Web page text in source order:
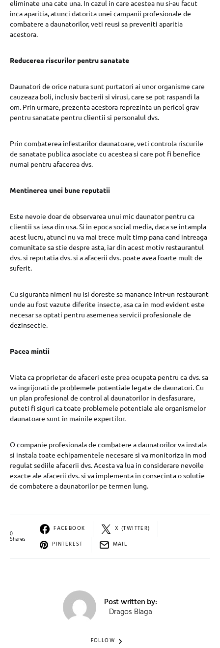
eliminate una cate una. In cazul in care acestea nu si-au facut
inca aparitia, atunci datorita unei campanii profesionale de
combatere a daunatorilor, veti reusi sa preveniti aparitia
acestora.
Reducerea riscurilor pentru sanatate
Daunatori de orice natura sunt purtatori ai unor organisme care
cauzeaza boli, inclusiv bacterii si virusi, care se pot raspandi la
om. Prin urmare, prezenta acestora reprezinta un pericol grav
pentru sanatate pentru clientii si personalul dvs.
Prin combaterea infestarilor daunatoare, veti controla riscurile
de sanatate publica asociate cu acestea si care pot fi benefice
numai pentru afacerea dvs.
Mentinerea unei bune reputatii
Este nevoie doar de observarea unui mic daunator pentru ca
clientii sa iasa din usa. Si in epoca social media, daca se intampla
acest lucru, atunci nu va mai trece mult timp pana cand intreaga
comunitate sa stie despre asta, iar din acest motiv restaurantul
dvs. si reputatia dvs. si a afacerii dvs. poate avea foarte mult de
suferit.
Cu siguranta nimeni nu isi doreste sa manance intr-un restaurant
unde au fost vazute diferite insecte, asa ca in mod evident este
necesar sa optati pentru asemenea servicii profesionale de
dezinsectie.
Pacea mintii
Viata ca proprietar de afaceri este prea ocupata pentru ca dvs. sa
va ingrijorati de problemele potentiale legate de daunatori. Cu
un plan profesional de control al daunatorilor in desfasurare,
puteti fi siguri ca toate problemele potentiale ale organismelor
daunatoare sunt in mainile expertilor.
O companie profesionala de combatere a daunatorilor va instala
si instala toate echipamentele necesare si va monitoriza in mod
regulat sediile afacerii dvs. Acesta va lua in considerare nevoile
exacte ale afacerii dvs. si va implementa in consecinta o solutie
de combatere a daunatorilor pe termen lung.
0
Shares
FACEBOOK
X (TWITTER)
PINTEREST
MAIL
Post written by:
Dragos Blaga
FOLLOW